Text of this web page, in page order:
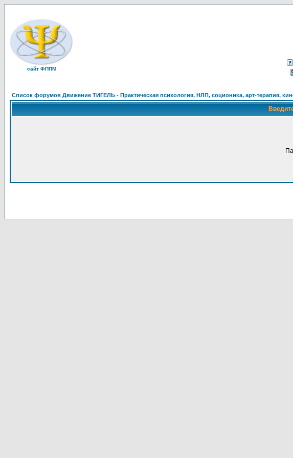
сайт ФППМ
Список форумов Движение ТИГЕЛЬ - Практическая психология, НЛП, соционика, арт-терапия,